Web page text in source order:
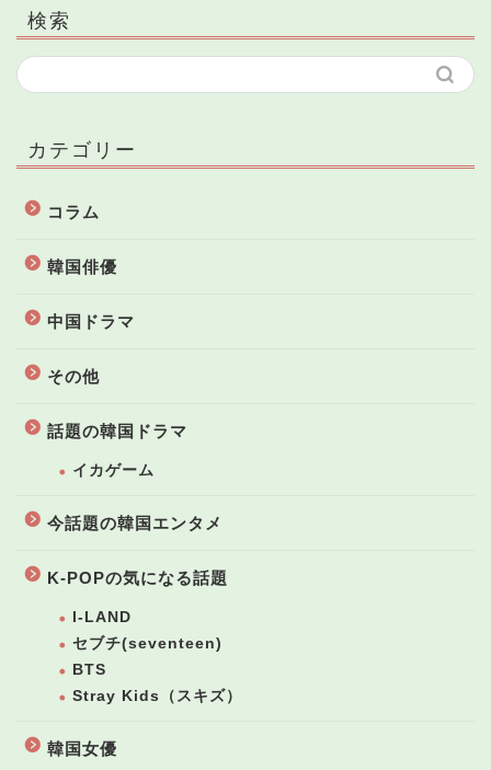
検索
カテゴリー
コラム
韓国俳優
中国ドラマ
その他
話題の韓国ドラマ
イカゲーム
今話題の韓国エンタメ
K-POPの気になる話題
I-LAND
セブチ(seventeen)
BTS
Stray Kids（スキズ）
韓国女優